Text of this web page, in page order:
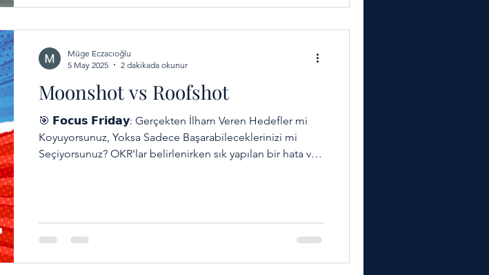
Moonshot vs Roofshot
🎯 𝗙𝗼𝗰𝘂𝘀 𝗙𝗿𝗶𝗱𝗮𝘆: Gerçekten İlham Veren Hedefler mi
Koyuyorsunuz, Yoksa Sadece Başarabileceklerinizi mi
Seçiyorsunuz? OKR'lar belirlenirken sık yapılan bir hata var:
yoksa sadece başarmanız muhtemel olanları mı
Müge Eczacıoğlu
5 May 2025
2 dakikada okunur